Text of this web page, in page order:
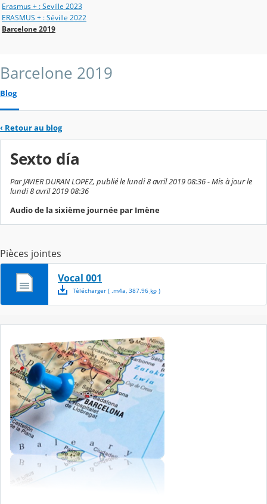
Erasmus + : Seville 2023
ERASMUS + : Séville 2022
Barcelone 2019
Barcelone 2019
Blog
‹ Retour au blog
Sexto día
Par JAVIER DURAN LOPEZ, publié le lundi 8 avril 2019 08:36 - Mis à jour le
lundi 8 avril 2019 08:36
Audio de la sixième journée par Imène
Pièces jointes
Vocal 001
Télécharger( .m4a, 387.96 ko)